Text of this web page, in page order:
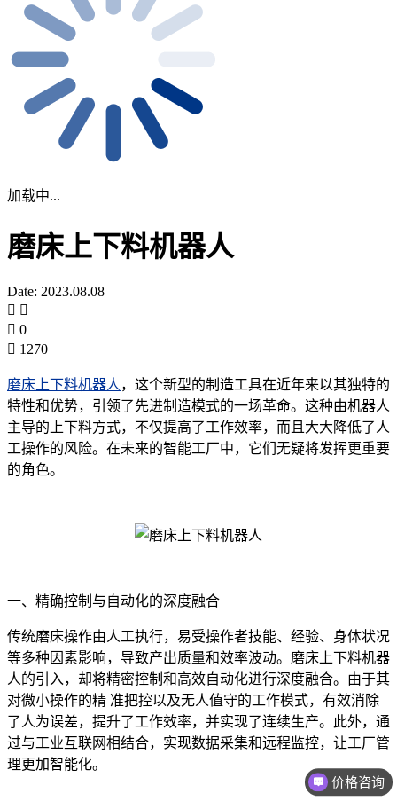
加载中...
磨床上下料机器人
Date: 2023.08.08
0
1270
磨床上下料机器人 ，这个新型的制造工具在近年来以其独特的
特性和优势，引领了先进制造模式的一场革命。这种由机器人
主导的上下料方式，不仅提高了工作效率，而且大大降低了人
工操作的风险。在未来的智能工厂中，它们无疑将发挥更重要
的角色。
一、精确控制与自动化的深度融合
传统磨床操作由人工执行，易受操作者技能、经验、身体状况
等多种因素影响，导致产出质量和效率波动。磨床上下料机器
人的引入，却将精密控制和高效自动化进行深度融合。由于其
对微小操作的精 准把控以及无人值守的工作模式，有效消除
了人为误差，提升了工作效率，并实现了连续生产。此外，通
过与工业互联网相结合，实现数据采集和远程监控，让工厂管
理更加智能化。
售后技术支持